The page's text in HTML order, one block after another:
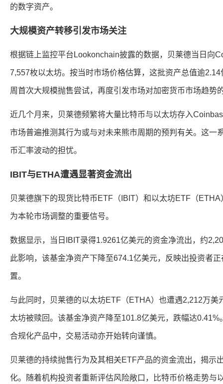
的数字资产。
大规模资产转移引发市场关注
根据链上监控平台Lookonchain披露的数据，贝莱德当日向
7,557枚以太坊。按当时市场价格估算，这批资产总值逾
周首次大规模抛售尝试，再度引发市场对加密货币市场趋势
近几个月来，贝莱德频繁将大量比特币与以太坊存入
市场普遍推测其行为或与对未来熊市周期的预判有关。这一
币汇率波动的担忧。
IBIT与ETHA遭遇显著资金流出
贝莱德旗下的现货比特币ETF（IBIT）和以太坊ETF（
为本轮市场调整的重要信号。
数据显示，当日IBIT录得1.9261亿美元的资金净流出，约
此影响，该基金净资产下降至674.1亿美元，反映出投资者
置。
与此同时，贝莱德的以太坊ETF（ETHA）也遭遇2,212万美
太坊被赎回。该基金净资产降至101.8亿美元，跌幅达
合规化产品中，交易活动亦开始转向谨慎。
贝莱德的持续抛售行为及其相关ETF产品的资金流出，揭示
化。随着机构投资者重新评估风险敞口，比特币价格走势与